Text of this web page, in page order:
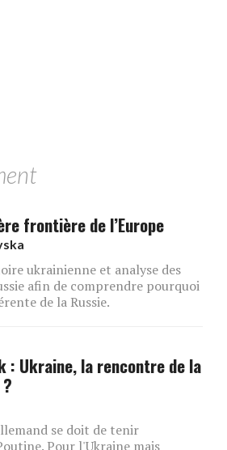
frontière de l’Europe
ukrainienne et analyse des
afin de comprendre pourquoi
de la Russie.
: Ukraine, la rencontre de la
se doit de tenir
Pour l'Ukraine mais